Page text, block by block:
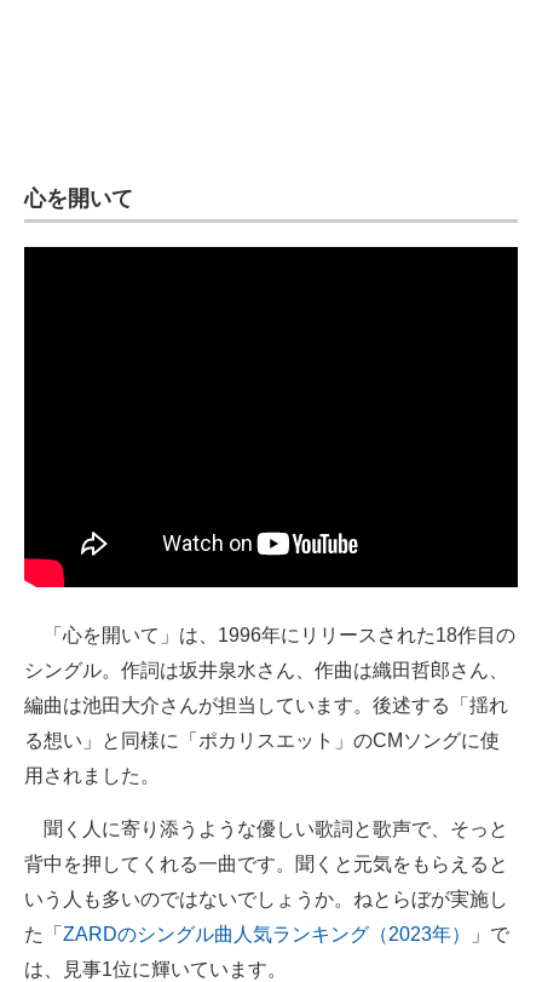
心を開いて
「心を開いて」は、1996年にリリースされた18作目の
シングル。作詞は坂井泉水さん、作曲は織田哲郎さん、
編曲は池田大介さんが担当しています。後述する「揺れ
る想い」と同様に「ポカリスエット」のCMソングに使
用されました。
聞く人に寄り添うような優しい歌詞と歌声で、そっと
背中を押してくれる一曲です。聞くと元気をもらえると
いう人も多いのではないでしょうか。ねとらぼが実施し
た「 ZARDのシングル曲人気ランキング（2023年）
」で
は、見事1位に輝いています。